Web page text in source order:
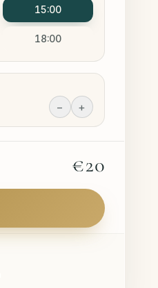
15:00
18:00
− +
€20